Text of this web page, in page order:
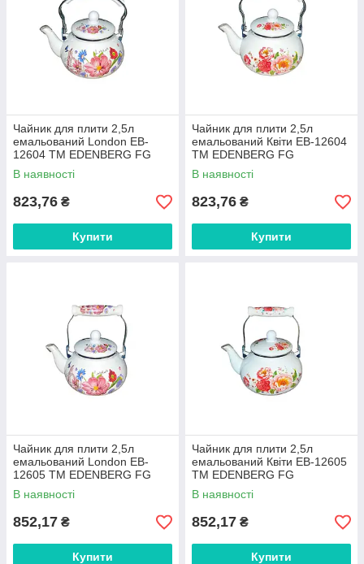
Чайник для плити 2,5л
емальований London EB-
12604 ТМ EDENBERG FG
В наявності
823,76 ₴
Купити
Чайник для плити 2,5л
емальований Квіти EB-12604
ТМ EDENBERG FG
В наявності
823,76 ₴
Купити
Чайник для плити 2,5л
емальований London EB-
12605 ТМ EDENBERG FG
В наявності
852,17 ₴
Купити
Чайник для плити 2,5л
емальований Квіти EB-12605
ТМ EDENBERG FG
В наявності
852,17 ₴
Купити